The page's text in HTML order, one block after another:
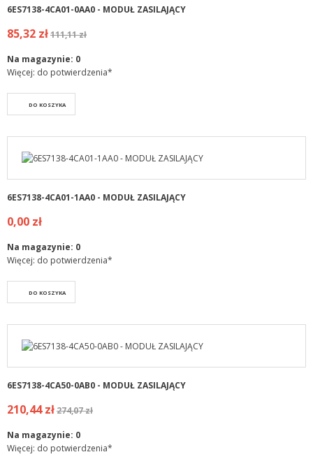
6ES7138-4CA01-0AA0 - MODUŁ ZASILAJĄCY
85,32 zł111,11 zł
Na magazynie: 0
Więcej: do potwierdzenia*
DO KOSZYKA
6ES7138-4CA01-1AA0 - MODUŁ ZASILAJĄCY
0,00 zł
Na magazynie: 0
Więcej: do potwierdzenia*
DO KOSZYKA
6ES7138-4CA50-0AB0 - MODUŁ ZASILAJĄCY
210,44 zł274,07 zł
Na magazynie: 0
Więcej: do potwierdzenia*